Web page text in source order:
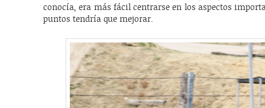
conocía, era más fácil centrarse en los aspectos
puntos tendría que mejorar.